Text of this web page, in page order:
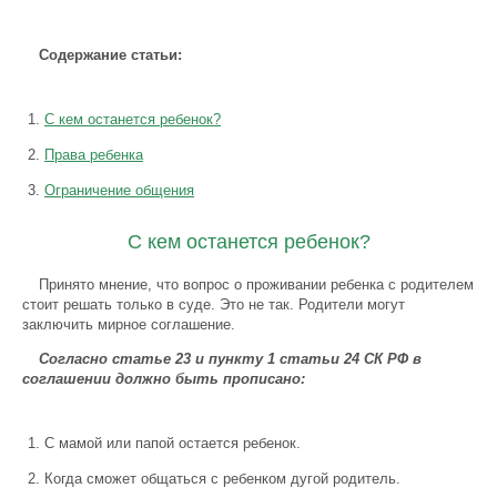
Содержание статьи:
С кем останется ребенок?
Права ребенка
Ограничение общения
С кем останется ребенок?
Принято мнение, что вопрос о проживании ребенка с родителем
стоит решать только в суде. Это не так. Родители могут
заключить мирное соглашение.
Согласно статье 23 и пункту 1 статьи 24 СК РФ в
соглашении должно быть прописано:
С мамой или папой остается ребенок.
Когда сможет общаться с ребенком дугой родитель.